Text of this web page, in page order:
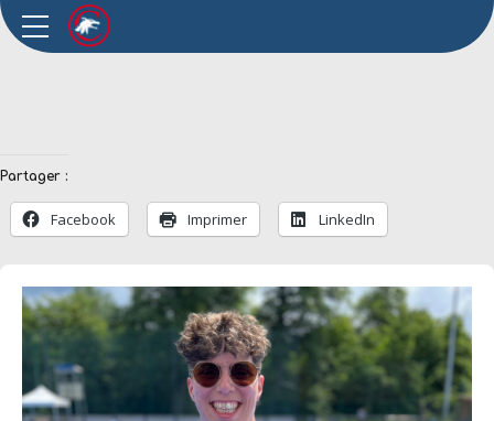
Partager :
Facebook Imprimer LinkedIn